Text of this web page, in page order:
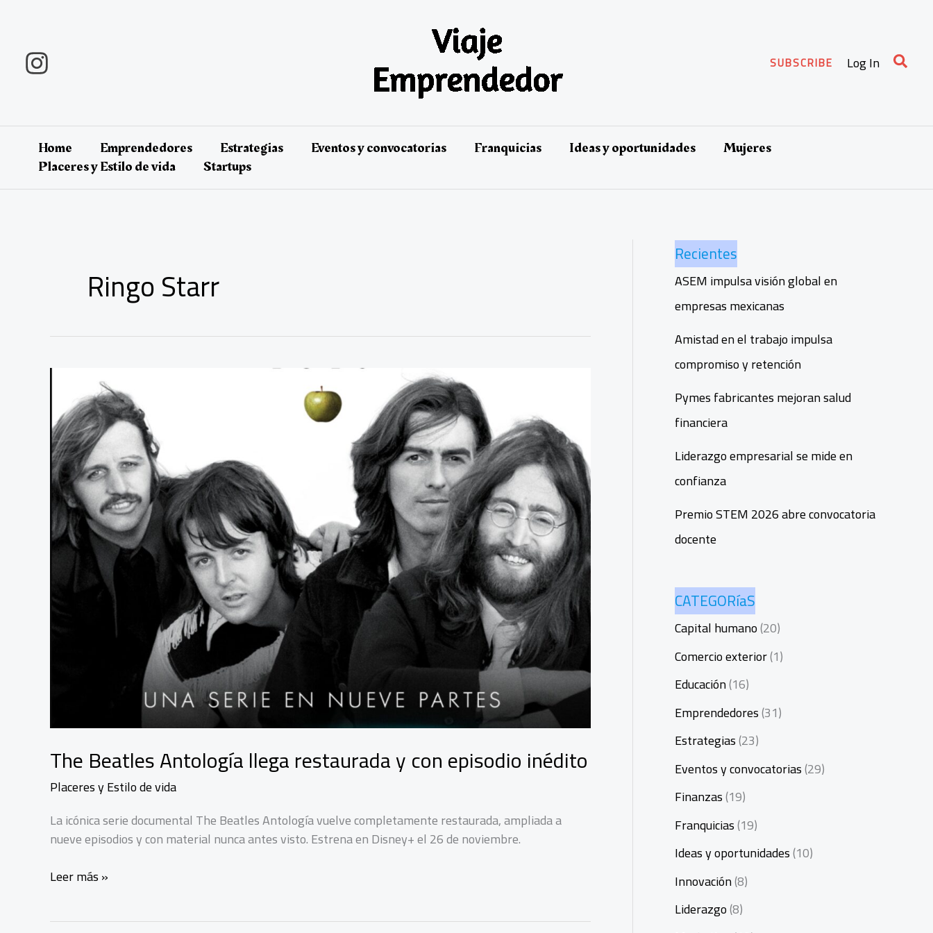
contenido
SUBSCRIBE Log In
Home Emprendedores Estrategias Eventos y convocatorias Franquicias Ideas y oportunidades
Mujeres
Placeres y Estilo de vida
Startups
Ringo Starr
The Beatles Antología llega restaurada y con episodio inédito
Placeres y Estilo de vida
La icónica serie documental The Beatles Antología vuelve completamente restaurada, ampliada a
nueve episodios y con material nunca antes visto. Estrena en Disney+ el 26 de noviembre.
The
Leer más »
Recientes
ASEM impulsa visión global en
empresas mexicanas
Amistad en el trabajo impulsa
compromiso y retención
Pymes fabricantes mejoran salud
financiera
Liderazgo empresarial se mide en
confianza
Premio STEM 2026 abre convocatoria
docente
CATEGORíaS
Capital humano(20)
Comercio exterior(1)
Educación(16)
Emprendedores(31)
Estrategias(23)
Eventos y convocatorias(29)
Finanzas(19)
Franquicias(19)
Ideas y oportunidades(10)
Innovación(8)
Liderazgo(8)